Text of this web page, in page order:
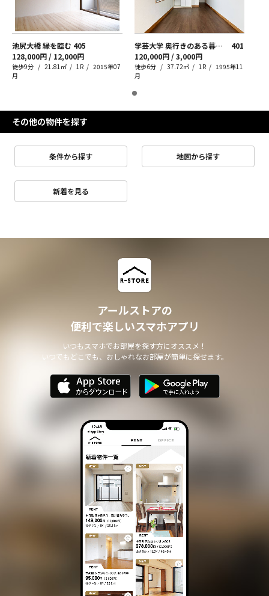
池尻大橋 緑を臨む 405
128,000円 / 12,000円
徒歩9分 21.81㎡ 1R
2015年07
月
学芸大学 奥行きのある暮らし、余白ある収納
401
120,000円 / 3,000円
徒歩6分 37.72㎡ 1R
1995年11
月
その他の物件を探す
条件から探す 地図から探す
新着を見る
アールストアの
便利で楽しいスマホアプリ
いつもスマホでお部屋を探す方にオススメ！
いつでもどこでも、おしゃれなお部屋が簡単に探せます。